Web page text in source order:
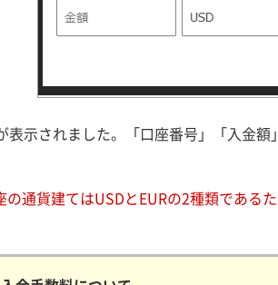
表示されました。「口座番号」「入金
の通貨建てはUSDとEURの2種類であ